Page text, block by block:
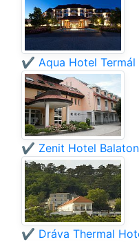
✔️ Aqua Hotel Termál
✔️ Zenit Hotel
✔️ Dráva Thermal